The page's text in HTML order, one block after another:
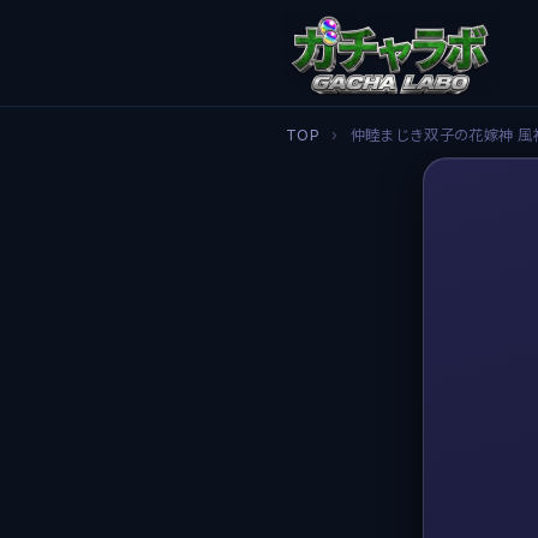
TOP › 仲睦まじき双子の花嫁神 風